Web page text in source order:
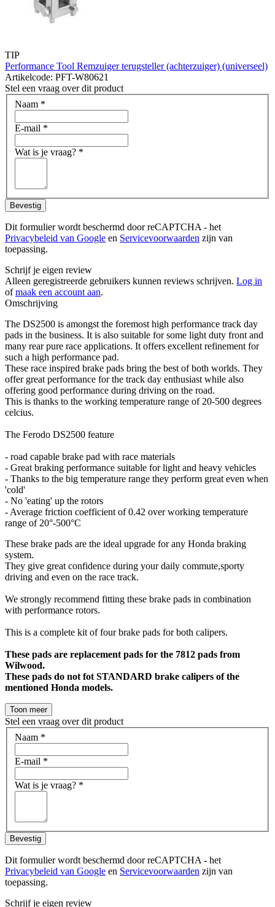
TIP
Performance Tool Remzuiger terugsteller (achterzuiger) (universeel)
Artikelcode: PFT-W80621
Stel een vraag over dit product
Naam *
E-mail *
Wat is je vraag? *
Bevestig
Dit formulier wordt beschermd door reCAPTCHA - het
Privacybeleid van Google en Servicevoorwaarden zijn van
toepassing.
Schrijf je eigen review
Alleen geregistreerde gebruikers kunnen reviews schrijven. Log in
ofmaak een account aan.
Omschrijving
The DS2500 is amongst the foremost high performance track day
pads in the business. It is also suitable for some light duty front and
many rear pure race applications. It offers excellent refinement for
such a high performance pad.
These race inspired brake pads bring the best of both worlds. They
offer great performance for the track day enthusiast while also
offering good performance during driving on the road.
This is thanks to the working temperature range of 20-500 degrees
celcius.
The Ferodo DS2500 feature
- road capable brake pad with race materials
- Great braking performance suitable for light and heavy vehicles
- Thanks to the big temperature range they perform great even when
'cold'
- No 'eating' up the rotors
- Average friction coefficient of 0.42 over working temperature
range of 20°-500°C
These brake pads are the ideal upgrade for any Honda braking
system.
They give great confidence during your daily commute,sporty
driving and even on the race track.
We strongly recommend fitting these brake pads in combination
with performance rotors.
This is a complete kit of four brake pads for both calipers.
These pads are replacement pads for the 7812 pads from
Wilwood.
These pads do not fot STANDARD brake calipers of the
mentioned Honda models.
Toon meer
Stel een vraag over dit product
Naam *
E-mail *
Wat is je vraag? *
Bevestig
Dit formulier wordt beschermd door reCAPTCHA - het
Privacybeleid van Google en Servicevoorwaarden zijn van
toepassing.
Schrijf je eigen review